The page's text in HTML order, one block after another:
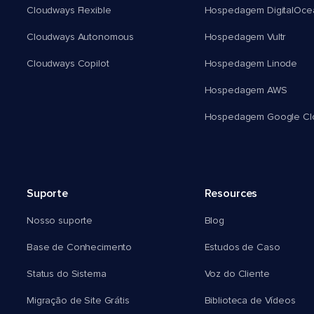
Cloudways Flexible
Cloudways Autonomous
Cloudways Copilot
Hospedagem
Hospedagem Vultr
Hospedagem Linode
Hospedagem AWS
Hospedagem Google
Suporte
Nosso suporte
Base de Conhecimento
Status do Sistema
Migração de Site Grátis
Resources
Blog
Estudos de Caso
Voz do Cliente
Biblioteca de Vídeos